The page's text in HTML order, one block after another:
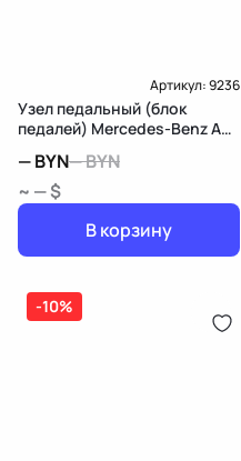
Артикул:9236
Узел педальный (блок
педалей) Mercedes-Benz A
—BYN—BYN
~ — $
В корзину
-10%